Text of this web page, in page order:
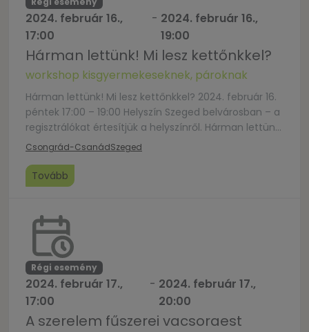
2024. február 16.,
17:00
- 2024. február 16.,
19:00
Hárman lettünk! Mi lesz kettőnkkel?
workshop kisgyermekeseknek, pároknak
Hárman lettünk! Mi lesz kettőnkkel? 2024. február 16.
péntek 17:00 – 19:00 Helyszín Szeged belvárosban – a
regisztrálókat értesítjük a helyszínről. Hárman lettünk!
Mi lesz kettőnkkel? – páros workshop
nagy öröm és normatív krízis. Annyi minden
megváltozik, hogy mindenképpen újratervezés indul.
felfedezni […]
Csongrád-CsanádSzeged
Tovább
Régi esemény
2024. február 17.,
17:00
- 2024. február 17.,
20:00
A szerelem fűszerei vacsoraest